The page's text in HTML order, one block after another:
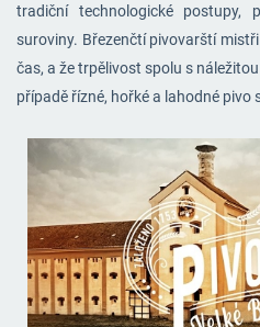
tradiční technologické
suroviny. Březenčtí pivovarští
čas, a že trpělivost spolu s
případě řízné, hořké a lahodné pivo